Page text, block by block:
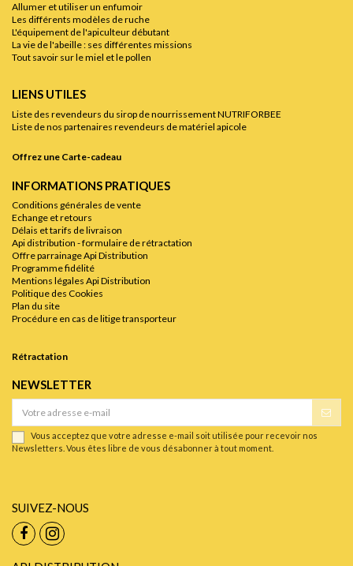
Allumer et utiliser un enfumoir
Les différents modèles de ruche
L'équipement de l'apiculteur débutant
La vie de l'abeille : ses différentes missions
Tout savoir sur le miel et le pollen
LIENS UTILES
Liste des revendeurs du sirop de nourrissement NUTRIFORBEE
Liste de nos partenaires revendeurs de matériel apicole
Offrez une Carte-cadeau
INFORMATIONS PRATIQUES
Conditions générales de vente
Echange et retours
Délais et tarifs de livraison
Api distribution - formulaire de rétractation
Offre parrainage Api Distribution
Programme fidélité
Mentions légales Api Distribution
Politique des Cookies
Plan du site
Procédure en cas de litige transporteur
Rétractation
NEWSLETTER
Vous acceptez que votre adresse e-mail soit utilisée pour recevoir nos
Newsletters. Vous êtes libre de vous désabonner à tout moment.
SUIVEZ-NOUS